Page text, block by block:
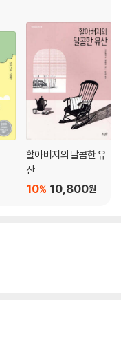
할아버지의 달콤한 유
산
10,800원
10%